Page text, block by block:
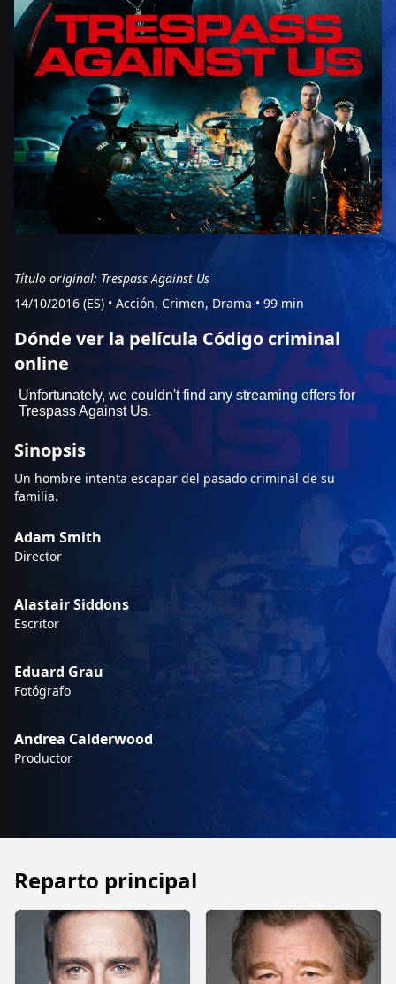
Título original: Trespass Against Us
14/10/2016 (ES) • Acción, Crimen, Drama • 99 min
Dónde ver la película Código criminal
online
Sinopsis
Un hombre intenta escapar del pasado criminal de su
familia.
Adam Smith
Director
Alastair Siddons
Escritor
Eduard Grau
Fotógrafo
Andrea Calderwood
Productor
Reparto principal